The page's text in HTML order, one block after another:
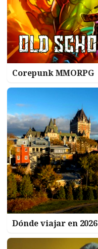
Corepunk MMORPG
Dónde viajar en 2026